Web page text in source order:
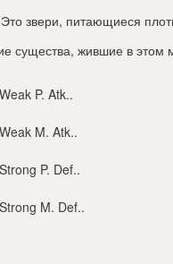
звери, питающиеся
существа, жившие в
P. Atk..
M. Atk..
P. Def..
M. Def..